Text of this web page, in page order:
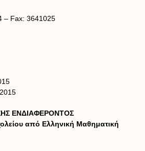
– Fax: 3641025
ΕΝΔΙΑΦΕΡΟΝΤΟΣ
από Ελληνική Μαθηματική